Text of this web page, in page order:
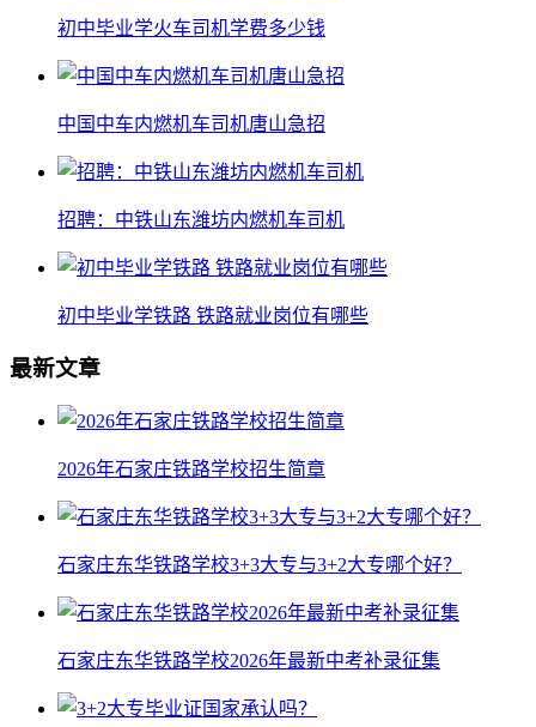
初中毕业学火车司机学费多少钱
中国中车内燃机车司机唐山急招
招聘：中铁山东潍坊内燃机车司机
初中毕业学铁路 铁路就业岗位有哪些
最新文章
2026年石家庄铁路学校招生简章
石家庄东华铁路学校3+3大专与3+2大专哪个好？
石家庄东华铁路学校2026年最新中考补录征集